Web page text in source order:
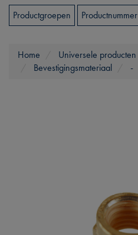
Productgroepen Productnummer
Home
Universele producten
Bevestigingsmateriaal
-